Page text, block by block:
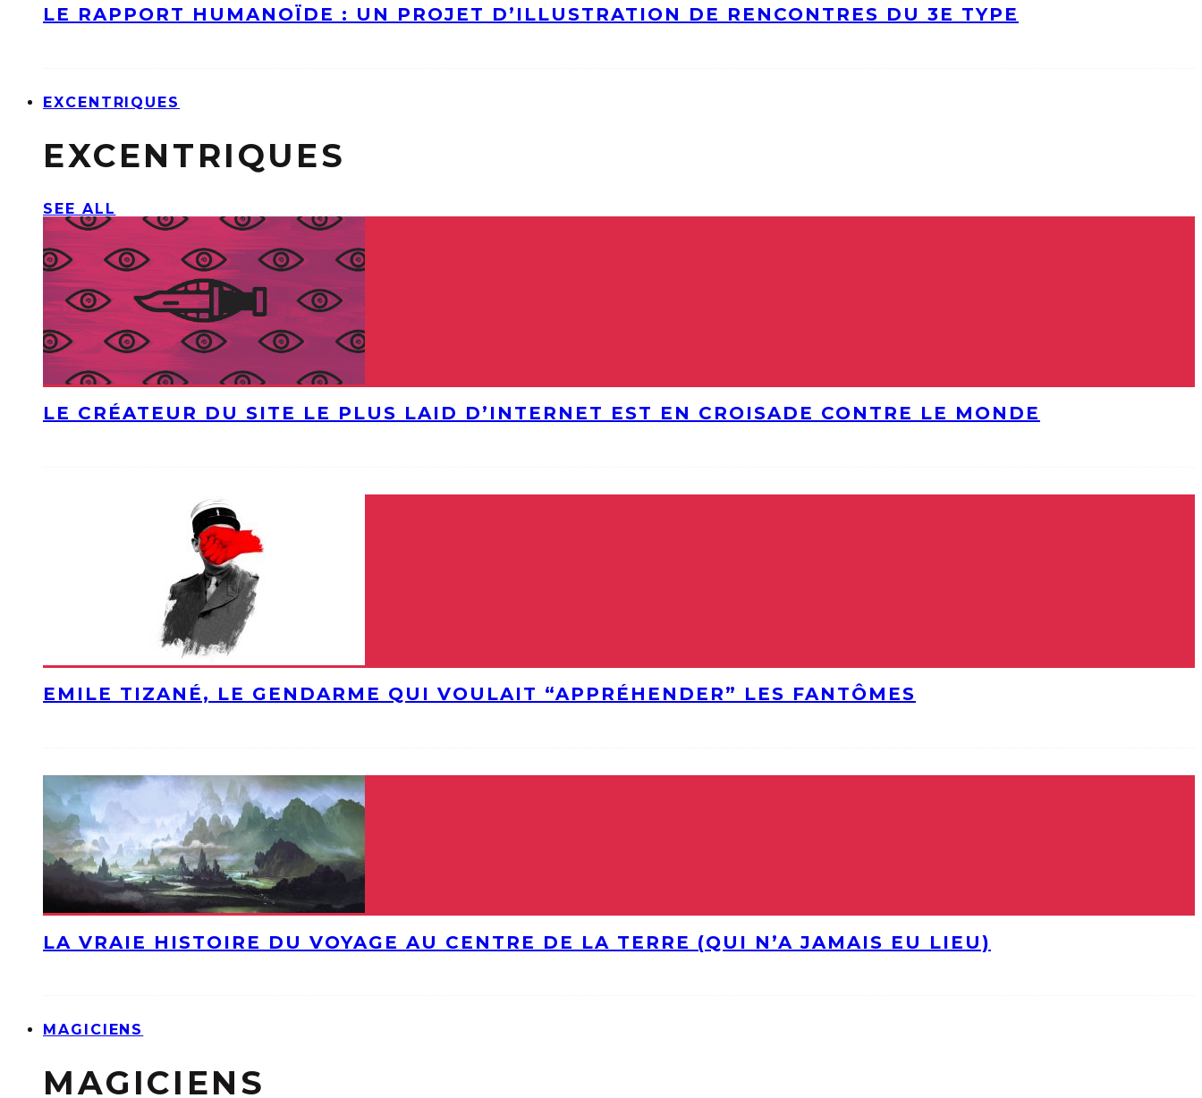
LE RAPPORT HUMANOÏDE : UN PROJET D’ILLUSTRATION DE RENCONTRES DU 3E TYPE
EXCENTRIQUES
EXCENTRIQUES
SEE ALL
LE CRÉATEUR DU SITE LE PLUS LAID D’INTERNET EST EN CROISADE CONTRE LE MONDE
EMILE TIZANÉ, LE GENDARME QUI VOULAIT “APPRÉHENDER” LES FANTÔMES
LA VRAIE HISTOIRE DU VOYAGE AU CENTRE DE LA TERRE (QUI N’A JAMAIS EU LIEU)
MAGICIENS
MAGICIENS